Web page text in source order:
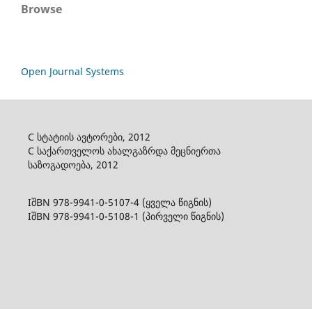
Browse
Open Journal Systems
C სტატიის ავტორები, 2012
C საქართველოს ახალგაზრდა მეცნიერთა
საზოგადოება, 2012
IშBN 978-9941-0-5107-4 (ყველა წიგნის)
IშBN 978-9941-0-5108-1 (პირველი წიგნის)